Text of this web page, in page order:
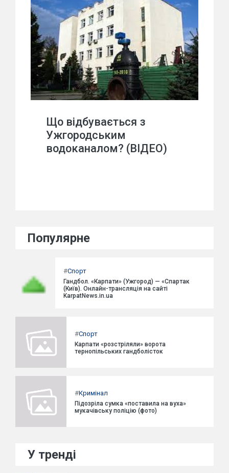
Що відбувається з
Ужгородським
водоканалом? (ВІДЕО)
Популярне
#Спорт
Гандбол. «Карпати» (Ужгород) — «Спартак
(Київ). Онлайн-трансляція на сайті
KarpatNews.in.ua
#Спорт
Карпати «розстріляли» ворота
тернопільських гандболісток
#Кримінал
Підозріла сумка «поставила на вуха»
мукачівську поліцію (фото)
У тренді